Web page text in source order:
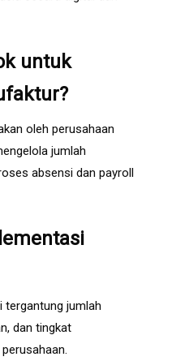
untuk
oleh perusahaan
jumlah
absensi dan payroll
tergantung jumlah
dan tingkat